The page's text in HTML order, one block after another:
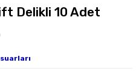
Delikli 10 Adet